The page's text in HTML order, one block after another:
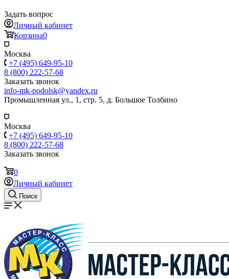
Задать вопрос
Личный кабинет
Корзина0
Москва
+7 (495) 649-95-10
8 (800) 222-57-68
Заказать звонок
info-mk-podolsk@yandex.ru
Промышленная ул., 1, стр. 5, д. Большое Толбино
Москва
+7 (495) 649-95-10
8 (800) 222-57-68
Заказать звонок
0
Личный кабинет
Поиск